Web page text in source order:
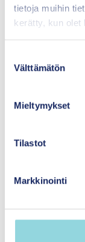
tietoja muihin
kerätty, kun olet
Välttämätön
Mieltymykset
Tilastot
Markkinointi